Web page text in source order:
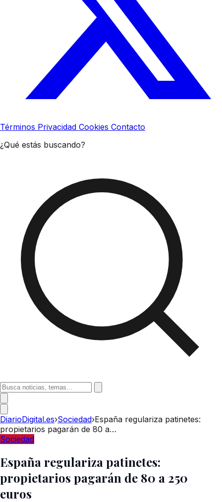
Términos Privacidad Cookies Contacto
¿Qué estás buscando?
DiarioDigital.es›Sociedad›España regulariza patinetes:
propietarios pagarán de 80 a…
Sociedad
España regulariza patinetes:
propietarios pagarán de 80 a 250
euros